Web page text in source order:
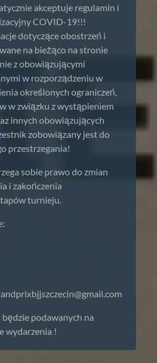
akceptuje regulamin i
COVID-19!!!
dotyczące obostrzeń i
na bieżąco na stronie
z obowiązującymi
w rozporządzeniu w
określonych ograniczeń,
w związku z wystąpieniem
innych obowiązujących
zobowiązany jest do
przestrzegania!
sobie prawo do zmian
i zakończenia
turnieju.
podawanych na
wydarzenia !